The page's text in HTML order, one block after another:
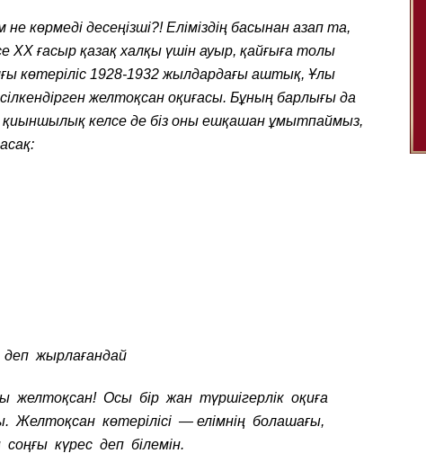
көрмеді десеңізші?! Еліміздің басынан азап та,
ғасыр қазақ халқы үшін ауыр, қайғыға толы
көтеріліс 1928-1932 жылдардағы аштық, Ұлы
желтоқсан оқиғасы. Бұның барлығы да
қиыншылық келсе де біз оны ешқашан ұмытпаймыз,
деп жырлағандай
желтоқсан! Осы бір жан түршігерлік оқиға
Желтоқсан көтерілісі — елімнің болашағы,
күрес деп білемін.